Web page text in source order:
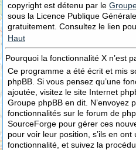
copyright est détenu par le
sous la Licence Publique
gratuitement. Consultez le lien
Haut
Pourquoi la fonctionnalité X n’est
Ce programme a été écrit et mis
phpBB. Si vous pensez qu’une
ajoutée, visitez le site Internet
Groupe phpBB en dit. N’envoyez
fonctionnalités sur le forum de
SourceForge pour gérer ces
pour voir leur position, s’ils en
fonctionnalité, et suivez la